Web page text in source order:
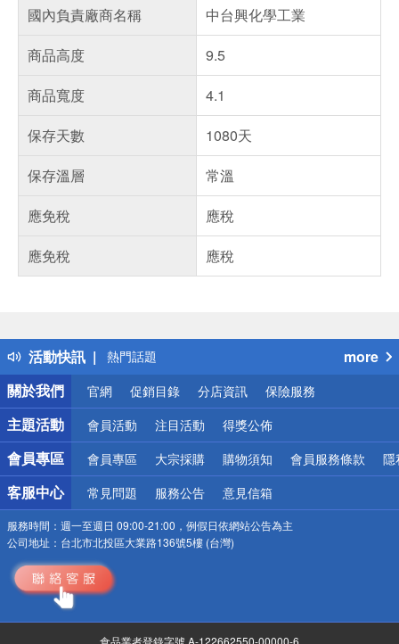
國內負責廠商名稱
中台興化學工業
商品高度
9.5
商品寬度
4.1
保存天數
1080天
保存溫層
常溫
應免稅
應稅
應免稅
應稅
活動快訊
得獎公告
熱門話題
銀行優惠
偏遠地區配送
詐騙網頁！請小心！
more
關於我們
官網 促銷目錄 分店資訊 保險服務
主題活動 會員活動 注目活動 得獎公佈
會員專區 會員專區 大宗採購 購物須知 會員服務條款 隱
客服中心 常見問題 服務公告 意見信箱
服務時間： 週一至週日 09:00-21:00，例假日依網站公告為主
公司地址： 台北市北投區大業路136號5樓 (台灣)
食品業者登錄字號 A-122662550-00000-6